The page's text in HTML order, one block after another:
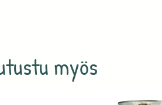
myös